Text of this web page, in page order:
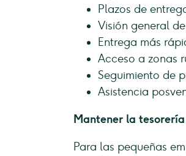
Plazos de
Visión general
Entrega más
Acceso a zonas
Seguimiento de
Asistencia
Mantener la
Para las pequeñas